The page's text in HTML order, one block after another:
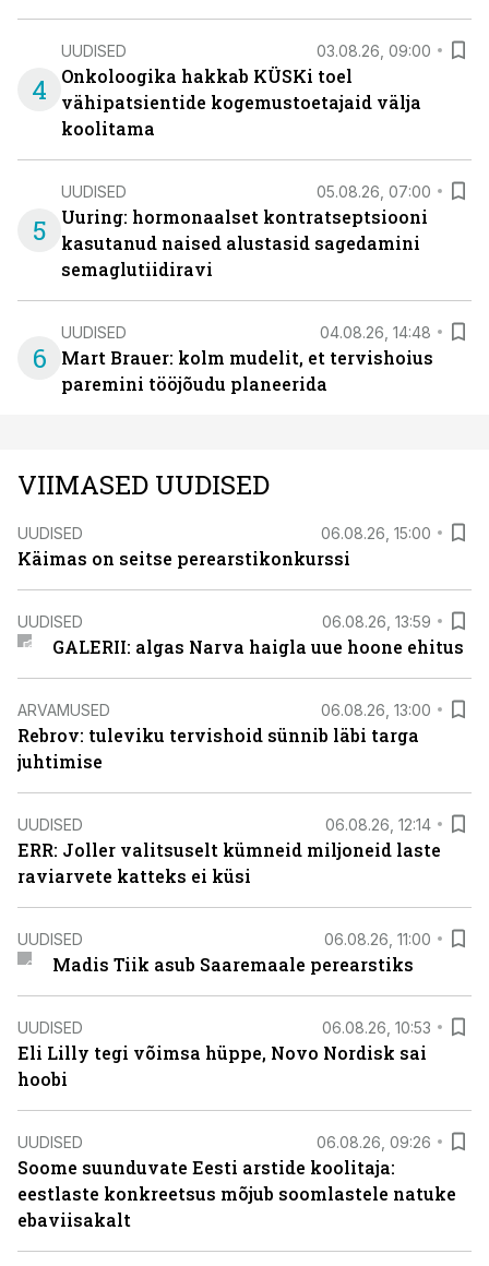
4
UUDISED 03.08.26, 09:00
Onkoloogika hakkab KÜSKi toel
vähipatsientide kogemustoetajaid välja
koolitama
5
UUDISED 05.08.26, 07:00
Uuring: hormonaalset kontratseptsiooni
kasutanud naised alustasid sagedamini
semaglutiidiravi
6
UUDISED 04.08.26, 14:48
Mart Brauer: kolm mudelit, et tervishoius
paremini tööjõudu planeerida
VIIMASED UUDISED
UUDISED 06.08.26, 15:00
Käimas on seitse perearstikonkurssi
UUDISED 06.08.26, 13:59
GALERII: algas Narva haigla uue hoone ehitus
ARVAMUSED 06.08.26, 13:00
Rebrov: tuleviku tervishoid sünnib läbi targa
juhtimise
UUDISED 06.08.26, 12:14
ERR: Joller valitsuselt kümneid miljoneid laste
raviarvete katteks ei küsi
UUDISED 06.08.26, 11:00
Madis Tiik asub Saaremaale perearstiks
UUDISED 06.08.26, 10:53
Eli Lilly tegi võimsa hüppe, Novo Nordisk sai
hoobi
UUDISED 06.08.26, 09:26
Soome suunduvate Eesti arstide koolitaja:
eestlaste konkreetsus mõjub soomlastele natuke
ebaviisakalt